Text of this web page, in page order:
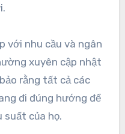
với nhu cầu và ngân
xuyên cập nhật
rằng tất cả các
đi đúng hướng để
suất của họ.